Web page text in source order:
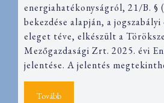
energiahatékonyságról, 21/B. §
bekezdése alapján, a
eleget téve, elkészült a
Mezőgazdasági Zrt. 2025. évi
jelentése. A jelentés
Tovább